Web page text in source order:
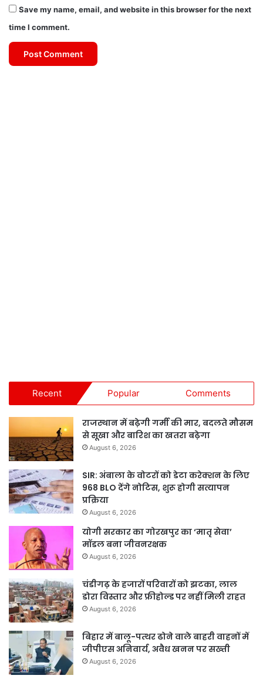
Save my name, email, and website in this browser for the next
time I comment.
Recent Popular Comments
राजस्थान में बढ़ेगी गर्मी की मार, बदलते मौसम
से सूखा और बारिश का खतरा बढ़ेगा
August 6, 2026
SIR: अंबाला के वोटरों को डेटा करेक्शन के लिए
968 BLO देंगे नोटिस, शुरू होगी सत्यापन
प्रक्रिया
August 6, 2026
योगी सरकार का गोरखपुर का ‘मातृ सेवा’
मॉडल बना जीवनरक्षक
August 6, 2026
चंडीगढ़ के हजारों परिवारों को झटका, लाल
डोरा विस्तार और फ्रीहोल्ड पर नहीं मिली राहत
August 6, 2026
बिहार में बालू-पत्थर ढोने वाले बाहरी वाहनों में
जीपीएस अनिवार्य, अवैध खनन पर सख्ती
August 6, 2026